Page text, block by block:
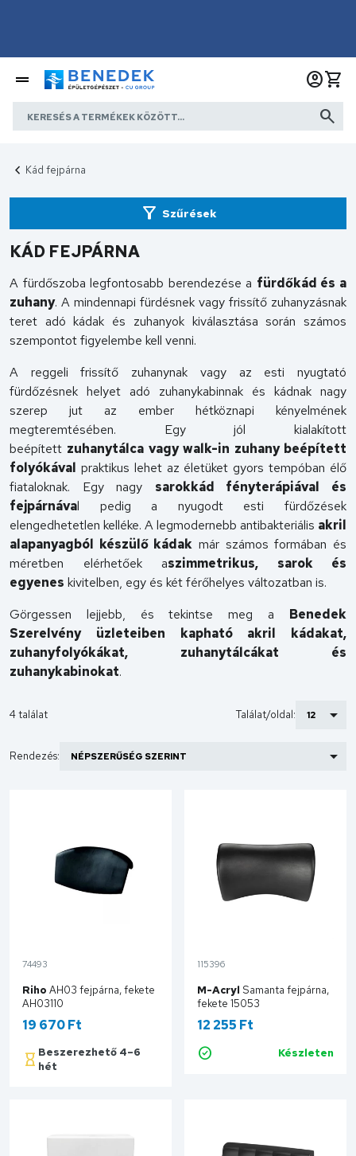
Kád fejpárna
KÁD FEJPÁRNA
A fürdőszoba legfontosabb berendezése a fürdőkád és a
zuhany. A mindennapi fürdésnek vagy frissítő zuhanyzásnak
teret adó kádak és zuhanyok kiválasztása során számos
szempontot figyelembe kell venni.
A reggeli frissítő zuhanynak vagy az esti nyugtató
fürdőzésnek helyet adó zuhanykabinnak és kádnak nagy
szerep jut az ember hétköznapi kényelmének
megteremtésében. Egy jól kialakított
beépített zuhanytálca vagy walk-in zuhany beépített
folyókával praktikus lehet az életüket gyors tempóban élő
fiataloknak. Egy nagy sarokkád fényterápiával és
fejpárnával pedig a nyugodt esti fürdőzések
elengedhetetlen kelléke. A legmodernebb antibakteriális akril
alapanyagból készülő kádak már számos formában és
méretben elérhetőek aszimmetrikus, sarok és
egyenes kivitelben, egy és két férőhelyes változatban is.
Görgessen lejjebb, és tekintse meg a Benedek
Szerelvény üzleteiben kapható akril kádakat,
zuhanyfolyókákat, zuhanytálcákat és
zuhanykabinokat.
4 találat Találat/oldal:
Rendezés:
74493
Riho AH03 fejpárna, fekete
AH03110
19 670 Ft
Beszerezhető 4–6
hét
115396
M-Acryl Samanta fejpárna,
fekete 15053
12 255 Ft
Készleten
Kosárba
Szűrések